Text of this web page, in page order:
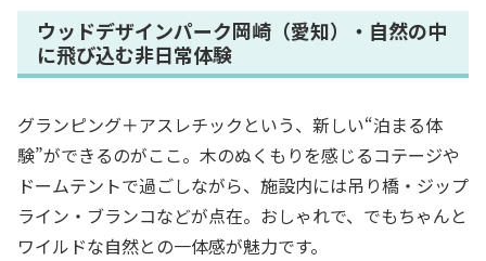
ウッドデザインパーク岡崎（愛知）・自然の中
に飛び込む非日常体験
グランピング＋アスレチックという、新しい“泊まる体
験”ができるのがここ。木のぬくもりを感じるコテージや
ドームテントで過ごしながら、施設内には吊り橋・ジップ
ライン・ブランコなどが点在。おしゃれで、でもちゃんと
ワイルドな自然との一体感が魅力です。